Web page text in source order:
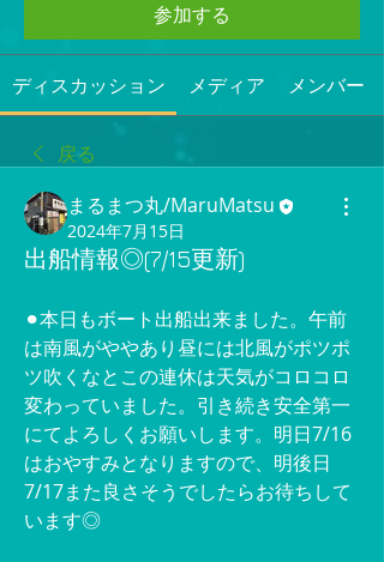
参加する
ディスカッション メディア メンバー
戻る
まるまつ丸/MaruMatsu
2024年7月15日
出船情報◎(7/15更新)
⚫︎本日もボート出船出来ました。午前
は南風がややあり昼には北風がポツポ
ツ吹くなとこの連休は天気がコロコロ
変わっていました。引き続き安全第一
にてよろしくお願いします。明日7/16
はおやすみとなりますので、明後日
7/17また良さそうでしたらお待ちして
います◎